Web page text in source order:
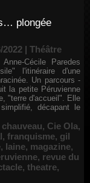
plongée
2022 | Théâtre
Cécile Paredes
l'itinéraire d'une
Un parcours -
la petite Péruvienne
"terre d'accueil". Elle
décapant le
chauveau, Cie Ola,
, franquisme, gil
, laine, magazine,
, revue du
, theatre,